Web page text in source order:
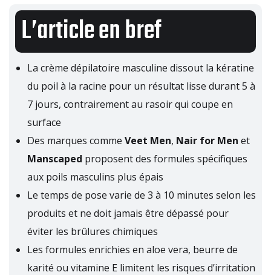
L’article en bref
La crème dépilatoire masculine dissout la kératine
du poil à la racine pour un résultat lisse durant 5 à
7 jours, contrairement au rasoir qui coupe en
surface
Des marques comme Veet Men, Nair for Men et
Manscaped proposent des formules spécifiques
aux poils masculins plus épais
Le temps de pose varie de 3 à 10 minutes selon les
produits et ne doit jamais être dépassé pour
éviter les brûlures chimiques
Les formules enrichies en aloe vera, beurre de
karité ou vitamine E limitent les risques d’irritation